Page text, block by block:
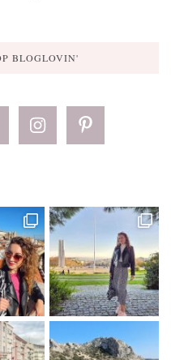
BLOGLOVIN'